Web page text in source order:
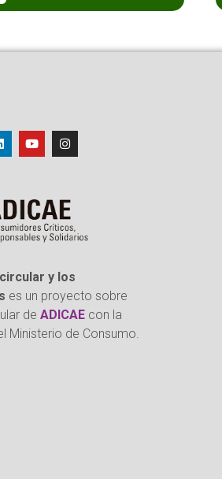
y los
es un proyecto sobre
de ADICAE con la
Ministerio de Consumo.